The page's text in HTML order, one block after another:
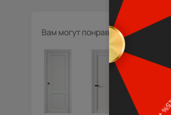
Вам могут понравиться